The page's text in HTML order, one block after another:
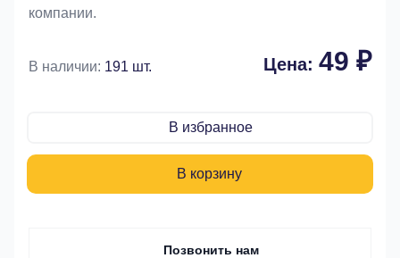
компании.
В наличии: 191 шт. Цена: 49 ₽
В избранное
В корзину
Позвонить нам